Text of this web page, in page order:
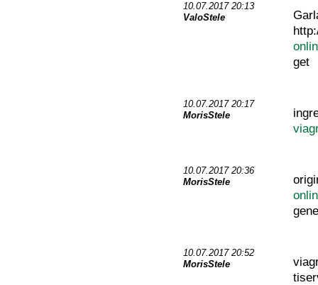
10.07.2017 20:13
ValoStele
get
10.07.2017 20:17
MorisStele
10.07.2017 20:36
MorisStele
10.07.2017 20:52
MorisStele